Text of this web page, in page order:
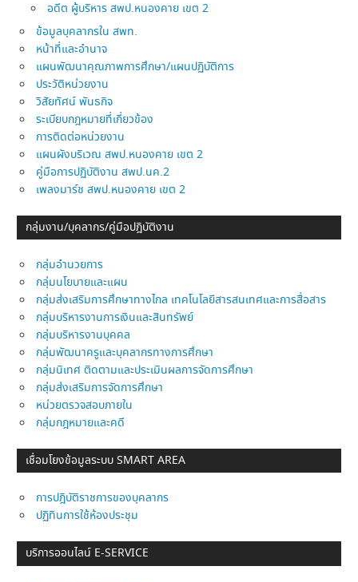
อดีต ผู้บริหาร สพป.หนองคาย เขต 2
ข้อมูลบุคลากรใน สพท.
หน้าที่และอำนาจ
แผนพัฒนาคุณภาพการศึกษา/แผนปฏิบัติการ
ประวัติหน่วยงาน
วิสัยทัศน์ พันธกิจ
ระเบียบกฎหมายที่เกี่ยวข้อง
การติดต่อหน่วยงาน
แผนผังบริเวณ สพป.หนองคาย เขต 2
คู่มือการปฏิบัติงาน สพป.นค.2
เพลงมาร์ช สพป.หนองคาย เขต 2
กลุ่มงาน/บุคลากร/คู่มือปฎิบัติงาน
กลุ่มอำนวยการ
กลุ่มนโยบายและแผน
กลุ่มส่งเสริมการศึกษาทางไกล เทคโนโลยีสารสนเทศและการสื่อสาร
กลุ่มบริหารงานการเงินและสินทรัพย์
กลุ่มบริหารงานบุคคล
กลุ่มพัฒนาครูและบุคลากรทางการศึกษา
กลุ่มนิเทศ ติดตามและประเมินผลการจัดการศึกษา
กลุ่มส่งเสริมการจัดการศึกษา
หน่วยตรวจสอบภายใน
กลุ่มกฎหมายและคดี
เชื่อมโยงข้อมูลระบบ SMART AREA
การปฎิบัติราชการของบุคลากร
ปฏิทินการใช้ห้องประชุม
บริการออนไลน์ E-SERVICE